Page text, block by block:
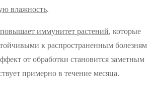
влажность.
повышает иммунитет растений, которые
к распространенным болезням
от обработки становится заметным
примерно в течение месяца.